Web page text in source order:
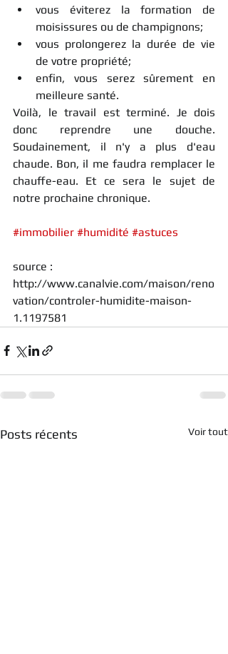
vous éviterez la formation de
moisissures ou de champignons;
vous prolongerez la durée de vie
de votre propriété;
enfin, vous serez sûrement en
meilleure santé.
Voilà, le travail est terminé. Je dois
donc reprendre une douche.
Soudainement, il n'y a plus d'eau
chaude. Bon, il me faudra remplacer le
chauffe-eau. Et ce sera le sujet de
notre prochaine chronique.
#immobilier #humidité #astuces
source :
http://www.canalvie.com/maison/reno
vation/controler-humidite-maison-
1.1197581
Posts récents Voir tout